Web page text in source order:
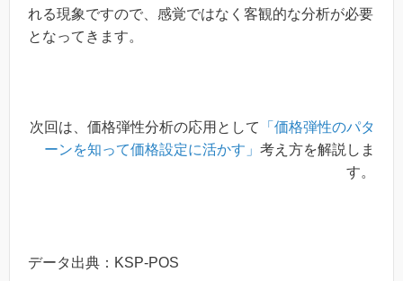
れる現象ですので、感覚ではなく客観的な分析が必要
となってきます。
次回は、価格弾性分析の応用として
「価格弾性のパタ
ーンを知って価格設定に活かす」 考え方を解説しま
す。
データ出典：KSP-POS